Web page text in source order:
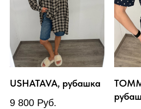
USHATAVA, рубашка
9 800 Руб.